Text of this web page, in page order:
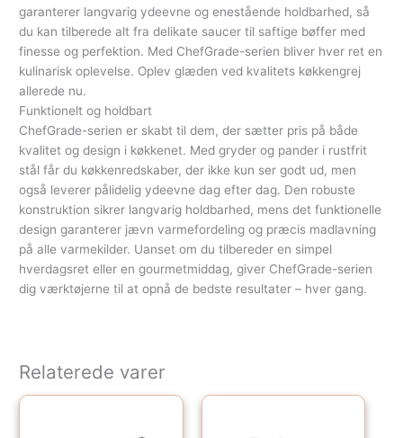
garanterer langvarig ydeevne og enestående holdbarhed, så
du kan tilberede alt fra delikate saucer til saftige bøffer med
finesse og perfektion. Med ChefGrade-serien bliver hver ret en
kulinarisk oplevelse. Oplev glæden ved kvalitets køkkengrej
allerede nu.
Funktionelt og holdbart
ChefGrade-serien er skabt til dem, der sætter pris på både
kvalitet og design i køkkenet. Med gryder og pander i rustfrit
stål får du køkkenredskaber, der ikke kun ser godt ud, men
også leverer pålidelig ydeevne dag efter dag. Den robuste
konstruktion sikrer langvarig holdbarhed, mens det funktionelle
design garanterer jævn varmefordeling og præcis madlavning
på alle varmekilder. Uanset om du tilbereder en simpel
hverdagsret eller en gourmetmiddag, giver ChefGrade-serien
dig værktøjerne til at opnå de bedste resultater – hver gang.
Relaterede varer